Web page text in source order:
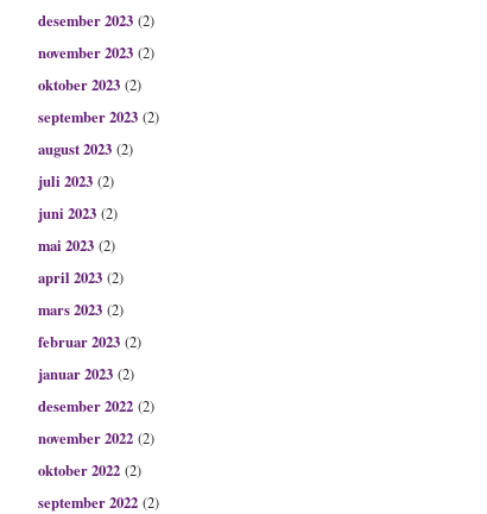
desember 2023 (2)
november 2023 (2)
oktober 2023 (2)
september 2023 (2)
august 2023 (2)
juli 2023 (2)
juni 2023 (2)
mai 2023 (2)
april 2023 (2)
mars 2023 (2)
februar 2023 (2)
januar 2023 (2)
desember 2022 (2)
november 2022 (2)
oktober 2022 (2)
september 2022 (2)